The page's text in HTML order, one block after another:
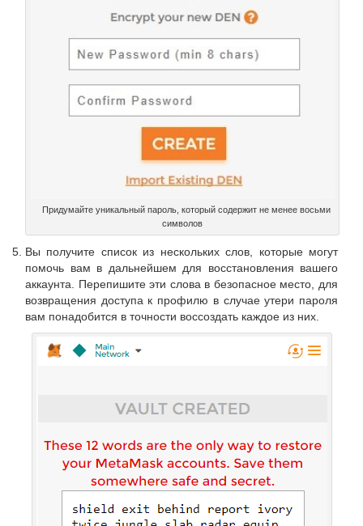
Придумайте уникальный пароль, который содержит не менее восьми
символов
Вы получите список из нескольких слов, которые могут
помочь вам в дальнейшем для восстановления вашего
аккаунта. Перепишите эти слова в безопасное место, для
возвращения доступа к профилю в случае утери пароля
вам понадобится в точности воссоздать каждое из них.